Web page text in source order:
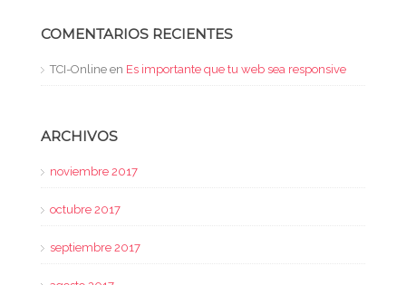
COMENTARIOS RECIENTES
TCI-Online en Es importante que tu web sea responsive
ARCHIVOS
noviembre 2017
octubre 2017
septiembre 2017